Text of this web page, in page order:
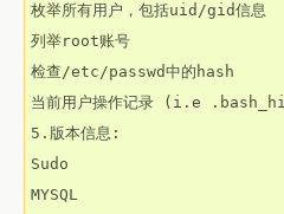
枚举所有用户，包括uid/gid信息
列举root账号
检查/etc/passwd中的hash
当前用户操作记录 (i.e
5.版本信息:
Sudo
MYSQL